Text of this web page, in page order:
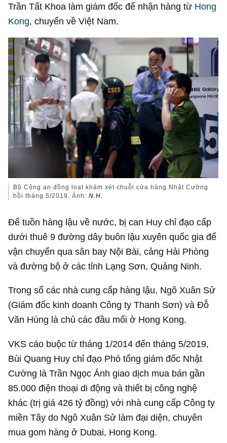
Trần Tất Khoa làm giám đốc để nhận hàng từ Hong
Kong, chuyển về Việt Nam.
Bộ Công an đồng loạt khám xét chuỗi cửa hàng Nhật Cường
hồi tháng 5/2019. Ảnh:N.H.
Để tuồn hàng lậu về nước, bị can Huy chỉ đạo cấp
dưới thuê 9 đường dây buôn lậu xuyên quốc gia để
vận chuyển qua sân bay Nội Bài, cảng Hải Phòng
và đường bộ ở các tỉnh Lạng Sơn, Quảng Ninh.
Trong số các nhà cung cấp hàng lậu, Ngô Xuân Sử
(Giám đốc kinh doanh Công ty Thanh Sơn) và Đỗ
Văn Hùng là chủ các đầu mối ở Hong Kong.
VKS cáo buộc từ tháng 1/2014 đến tháng 5/2019,
Bùi Quang Huy chỉ đạo Phó tổng giám đốc Nhật
Cường là Trần Ngọc Ánh giao dịch mua bán gần
85.000 điện thoại di động và thiết bị công nghệ
khác (trị giá426 tỷ đồng) với nhà cung cấp Công ty
miền Tây do Ngô Xuân Sử làm đại diện, chuyên
mua gom hàng ở Dubai, Hong Kong.